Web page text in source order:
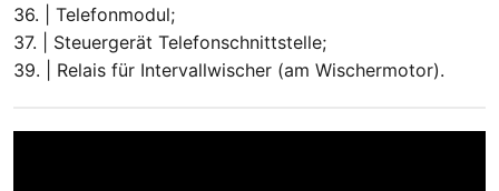
36. | Telefonmodul;
37. | Steuergerät Telefonschnittstelle;
39. | Relais für Intervallwischer (am Wischermotor).